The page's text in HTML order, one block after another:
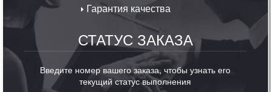
Гарантия качества
СТАТУС ЗАКАЗА
Введите номер вашего заказа, чтобы узнать его
текущий статус выполнения